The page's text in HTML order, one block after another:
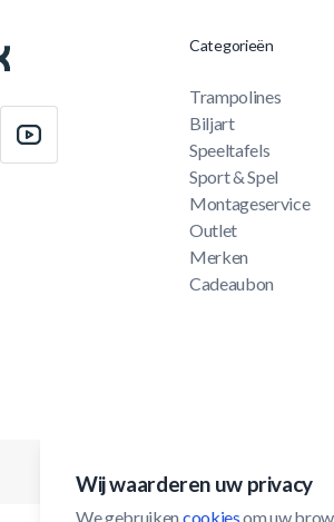
Wij waarderen uw privacy
We gebruiken cookies om uw
Categorieën
Trampolines
Biljart
Speeltafels
Sport & Spel
Montageservice
Outlet
Merken
Cadeaubon